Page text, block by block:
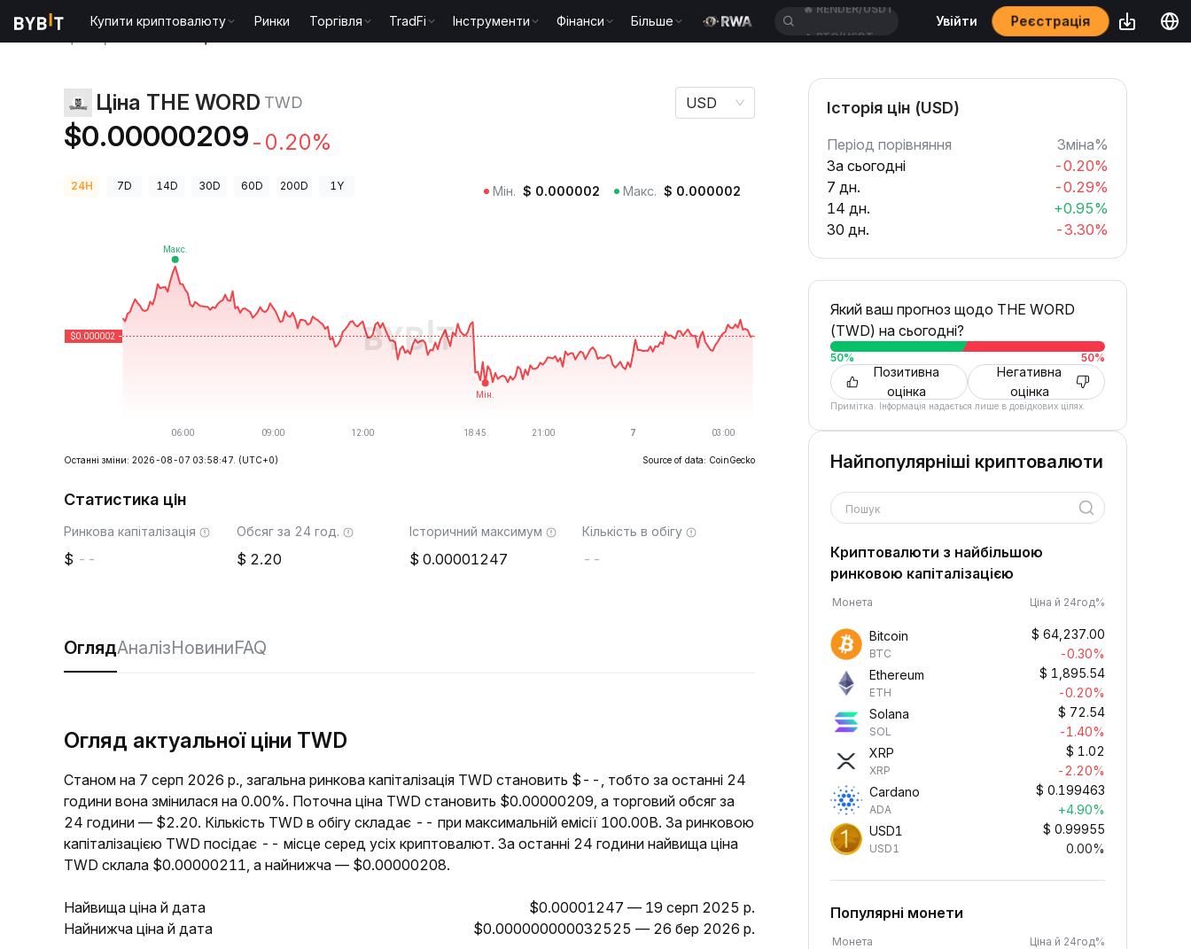
Купити криптовалюту Ринки Торгівля TradFi Інструменти Фінанси Більше Увійти Реєстрація
Ціна THE WORD TWD
$0.00000209 -0.20%
USD
24H 7D 14D 30D 60D 200D 1Y Мін. $ 0.000002 Макс. $ 0.000002
Останні зміни: 2026-08-07 03:58:47. (UTC+0) Source of data: CoinGecko
Статистика цін
Ринкова капіталізація
--
Обсяг за 24 год.
2.20
Історичний максимум
0.00001247
Кількість в обігу
--
ОглядАналізНовиниFAQ
Огляд актуальної ціни TWD
Станом на 7 серп 2026 р., загальна ринкова капіталізація TWD становить $--, тобто за останні 24
години вона змінилася на 0.00%. Поточна ціна TWD становить $0.00000209, а торговий обсяг за
24 години — $2.20. Кількість TWD в обігу складає -- при максимальній емісії 100.00B. За ринковою
капіталізацією TWD посідає -- місце серед усіх криптовалют. За останні 24 години найвища ціна
TWD склала $0.00000211, а найнижча — $0.00000208.
Найвища ціна й дата
$0.00001247 — 19 серп 2025 р.
Найнижча ціна й дата
$0.000000000032525 — 26 бер 2026 р.
Історія цін (USD)
Період порівняння
Зміна%
За сьогодні
-0.20%
7 дн.
-0.29%
14 дн.
+0.95%
30 дн.
-3.30%
Який ваш прогноз щодо THE WORD
(TWD) на сьогодні?
50% 50%
Позитивна
оцінка
Негативна
оцінка
Примітка. Інформація надається лише в довідкових цілях.
Найпопулярніші криптовалюти
Пошук
Криптовалюти з найбільшою
ринковою капіталізацією
Монета Ціна й 24год%
Bitcoin
BTC
$ 64,237.00
-0.30%
Ethereum
ETH
$ 1,895.54
-0.20%
Solana
SOL
$ 72.54
-1.40%
XRP
XRP
$ 1.02
-2.20%
Cardano
ADA
$ 0.199463
+4.90%
USD1
USD1
$ 0.99955
0.00%
Популярні монети
Монета Ціна й 24год%